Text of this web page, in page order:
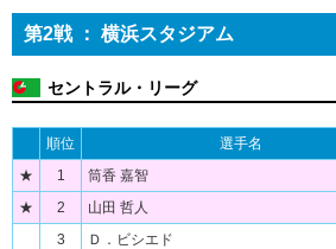
第2戦 ： 横浜スタジアム
セントラル・リーグ
順位 選手名
★
1 筒香 嘉智
★
2 山田 哲人
3
Ｄ．ビシエド